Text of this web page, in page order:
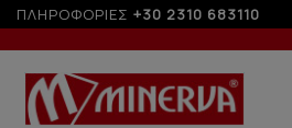
ΠΛΗΡΟΦΟΡΙΕΣ +30 2310 683110
με πιστωτική άνω των 100€